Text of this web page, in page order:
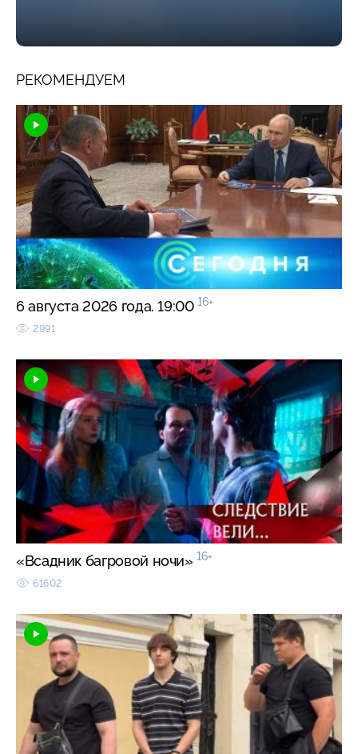
РЕКОМЕНДУЕМ
6 августа 2026 года. 19:00 16+
2991
«Всадник багровой ночи» 16+
61602